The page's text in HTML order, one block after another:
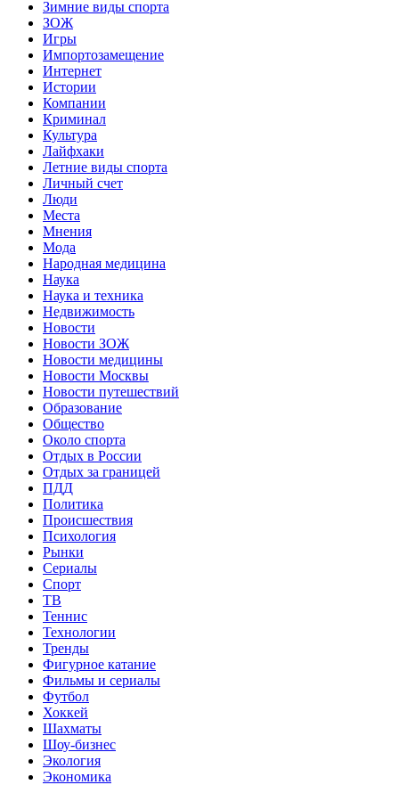
Зимние виды спорта
ЗОЖ
Игры
Импортозамещение
Интернет
Истории
Компании
Криминал
Культура
Лайфхаки
Летние виды спорта
Личный счет
Люди
Места
Мнения
Мода
Народная медицина
Наука
Наука и техника
Недвижимость
Новости
Новости ЗОЖ
Новости медицины
Новости Москвы
Новости путешествий
Образование
Общество
Около спорта
Отдых в России
Отдых за границей
ПДД
Политика
Происшествия
Психология
Рынки
Сериалы
Спорт
ТВ
Теннис
Технологии
Тренды
Фигурное катание
Фильмы и сериалы
Футбол
Хоккей
Шахматы
Шоу-бизнес
Экология
Экономика